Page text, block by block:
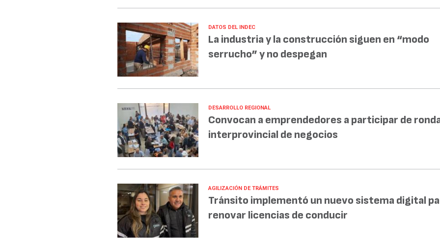
DATOS DEL INDEC
La industria y la construcción siguen en “modo
serrucho” y no despegan
DESARROLLO REGIONAL
Convocan a emprendedores a participar de
interprovincial de negocios
AGILIZACIÓN DE TRÁMITES
Tránsito implementó un nuevo sistema digital
renovar licencias de conducir